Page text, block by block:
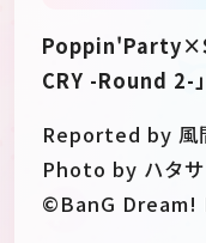
CRY -Round 2-
Reported by 風
Photo by ハタサ
©BanG Dream!